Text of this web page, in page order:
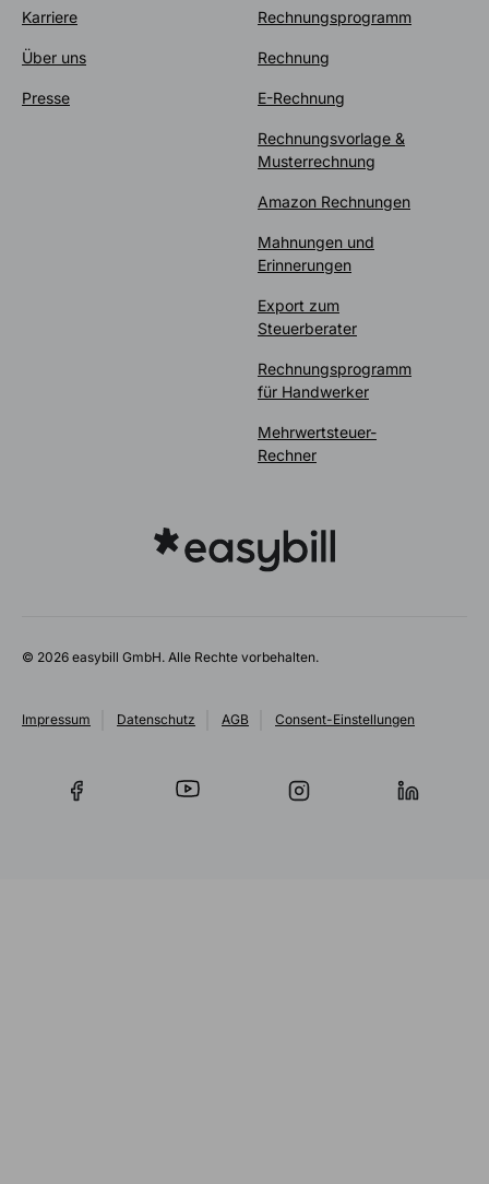
Karriere
Über uns
Presse
Rechnungsprogramm
Rechnung
E-Rechnung
Rechnungsvorlage &
Musterrechnung
Amazon Rechnungen
Mahnungen und
Erinnerungen
Export zum
Steuerberater
Rechnungsprogramm
für Handwerker
Mehrwertsteuer-
Rechner
© 2026 easybill GmbH. Alle Rechte vorbehalten.
Impressum Datenschutz AGB Consent-Einstellungen